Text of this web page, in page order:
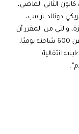
المتحدة الأمريكية، في 14 يناير/ كانون الثاني الماضي،
دونالد ترامب،
غزة، والتي من المقرر أن
تشمل إدخال المساعدات الغذائية بما لا يقل عن 600 شاحنة يوميًا،
انتقالية